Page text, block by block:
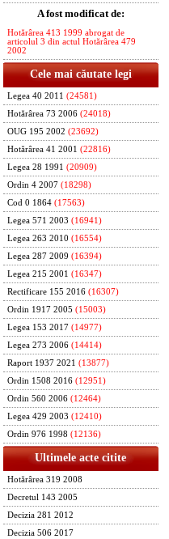
A fost modificat de:
Hotărârea 413 1999 abrogat de
articolul 3 din actul Hotărârea 479
2002
Cele mai căutate legi
Legea 40 2011 (24581)
Hotărârea 73 2006 (24018)
OUG 195 2002 (23692)
Hotărârea 41 2001 (22816)
Legea 28 1991 (20909)
Ordin 4 2007 (18298)
Cod 0 1864 (17563)
Legea 571 2003 (16941)
Legea 263 2010 (16554)
Legea 287 2009 (16394)
Legea 215 2001 (16347)
Rectificare 155 2016 (16307)
Ordin 1917 2005 (15003)
Legea 153 2017 (14977)
Legea 273 2006 (14414)
Raport 1937 2021 (13877)
Ordin 1508 2016 (12951)
Ordin 560 2006 (12464)
Legea 429 2003 (12410)
Ordin 976 1998 (12136)
Ultimele acte citite
Hotărârea 319 2008
Decretul 143 2005
Decizia 281 2012
Decizia 506 2017